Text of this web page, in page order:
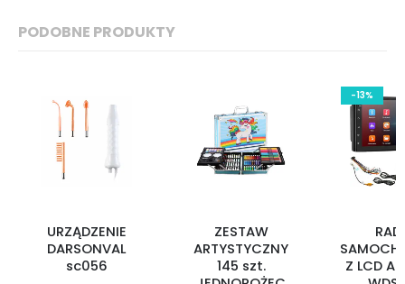
PODOBNE PRODUKTY
URZĄDZENIE
DARSONVAL
sc056
ZESTAW
ARTYSTYCZNY
145 szt.
-13%
Z LCD